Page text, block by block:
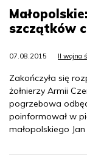
szczątków
07.08.2015 II wojna
Zakończyła się
żołnierzy Armii
pogrzebowa
poinformował w
małopolskiego